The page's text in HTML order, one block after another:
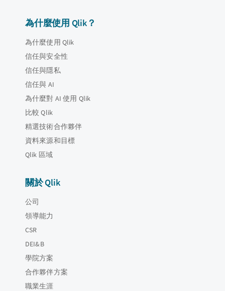
為什麼使用 Qlik？
為什麼使用 Qlik
信任與安全性
信任與隱私
信任與 AI
為什麼對 AI 使用 Qlik
比較 Qlik
精選技術合作夥伴
資料來源和目標
Qlik 區域
關於 Qlik
公司
領導能力
CSR
DEI&B
學院方案
合作夥伴方案
職業生涯